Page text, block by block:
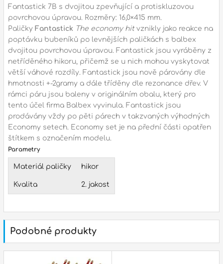
Adresa
Seifertova 69,
Praha 3 - 130 00 (mapa )
gsm.: +420 777 888 408
gsm.: +420 777 888 088
tel.: +420 222 782 732
email:
prodejna@bici.cz
Otevírací doba
pondělí – pátek :
sobota :ZAVŘENO
neděle :
Fantastick 7B s dvojitou zpevňující a protiskluzovou
povrchovou úpravou. Rozměry: 16,0×415 mm.
Paličky Fantastick The economy hitvznikly jako reakce na
poptávku bubeníků po levnějších paličkách s balbex
dvojitou povrchovou úpravou. Fantastick jsou vyráběny z
netříděného hikoru, přičemž se u nich mohou vyskytovat
větší váhové rozdíly. Fantastick jsou nově párovány dle
hmotnosti +-2gramy a dále tříděny dle rezonance dřev. V
rámci páru jsou baleny v originálním obalu, který pro
tento účel firma Balbex vyvinula. Fantastick jsou
prodávány vždy po pěti párech v takzvaných výhodných
Economy setech. Economy set je na přední části opatřen
štítkem s označením modelu.
Parametry
Materiál paličky hikor
Kvalita 2. jakost
Podobné produkty